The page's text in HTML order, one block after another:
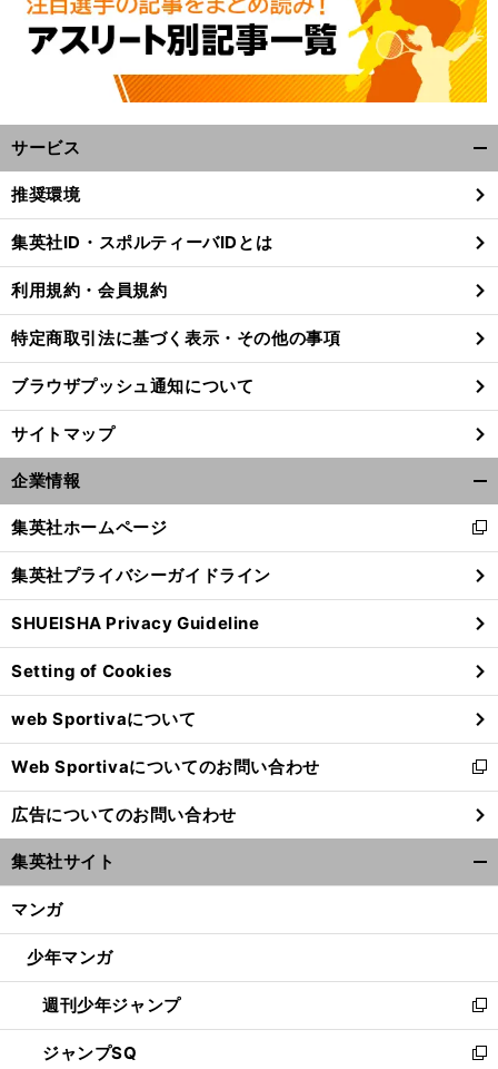
サービス
閉
る
推奨環境
集英社ID・スポルティーバIDとは
利用規約・会員規約
特定商取引法に基づく表示・その他の事項
ブラウザプッシュ通知について
サイトマップ
企業情報
閉
る
集英社ホームページ
新
し
い
ウ
ィ
ン
ド
ウ
で
開
く
集英社プライバシーガイドライン
SHUEISHA Privacy Guideline
Setting of Cookies
web Sportivaについて
Web Sportivaについてのお問い合わせ
新
し
い
ウ
ィ
ン
ウ
開
く
広告についてのお問い合わせ
集英社サイト
マンガ
少年マンガ
週刊少年ジャンプ
新
し
い
ジャンプSQ
新